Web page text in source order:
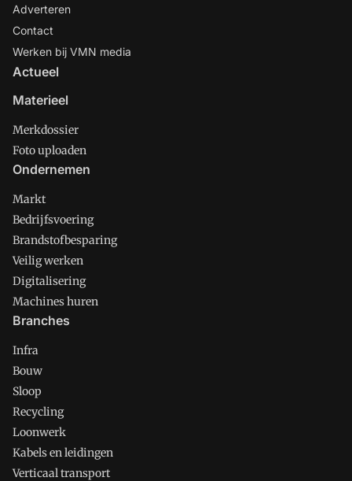
Adverteren
Contact
Werken bij VMN media
Actueel
Materieel
Merkdossier
Foto uploaden
Ondernemen
Markt
Bedrijfsvoering
Brandstofbesparing
Veilig werken
Digitalisering
Machines huren
Branches
Infra
Bouw
Sloop
Recycling
Loonwerk
Kabels en leidingen
Verticaal transport